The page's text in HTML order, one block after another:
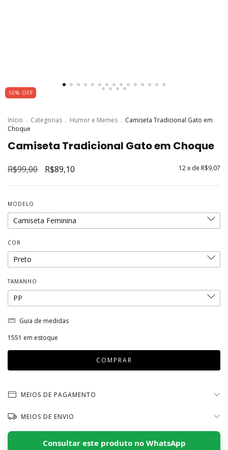
10% OFF
Início . Categorias . Humor e Memes . Camiseta Tradicional Gato em
Choque
Camiseta Tradicional Gato em Choque
R$99,00 R$89,10 12x de R$9,07
MODELO
COR
TAMANHO
Guia de medidas
1551 em estoque
MEIOS DE PAGAMENTO
MEIOS DE ENVIO
Consultar este produto no WhatsApp